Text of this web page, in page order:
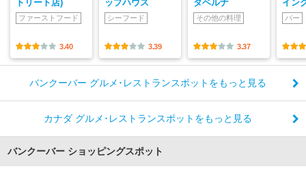
トリート店)
ファーストフード
3.40
ップハウス
シーフード
3.39
タベルナ
その他の料理
3.37
イン
バー
バンクーバー グルメ･レストランスポットをもっと見る
カナダ グルメ･レストランスポットをもっと見る
バンクーバー ショッピングスポット